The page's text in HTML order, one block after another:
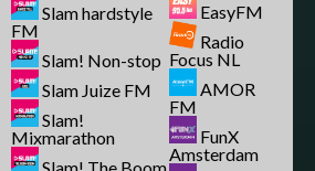
Slam hardstyle
FM
Slam! Non-stop
Slam Juize FM
Slam!
Mixmarathon
EasyFM
Radio
Focus NL
AMOR
FM
FunX
Amsterdam